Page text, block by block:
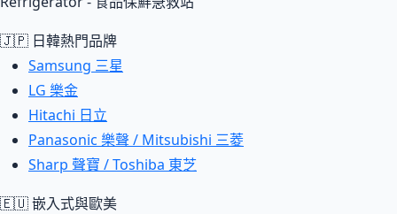
🇯🇵 日韓熱門品牌
Samsung 三星
LG 樂金
Hitachi 日立
Panasonic 樂聲 / Mitsubishi 三菱
Sharp 聲寶 / Toshiba 東芝
🇪🇺 嵌入式與歐美